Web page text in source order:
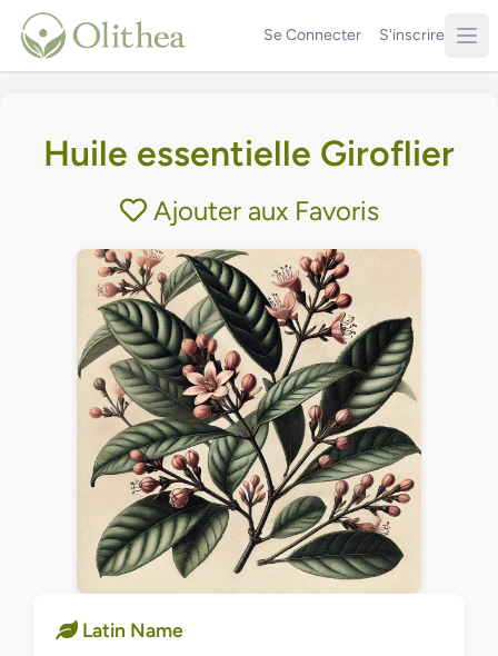
Se Connecter S'inscrire
Huile essentielle Giroflier
Ajouter aux Favoris
Latin Name